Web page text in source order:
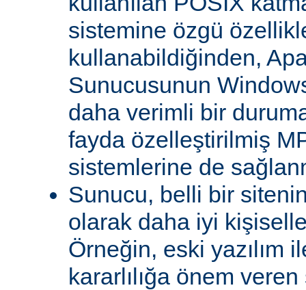
sistemine özgü
kullanabildiğinden,
Sunucusunun
daha verimli bir
fayda özelleştirilmiş
sistemlerine de
Sunucu, belli bir
olarak daha iyi
Örneğin, eski yazılım
kararlılığa önem